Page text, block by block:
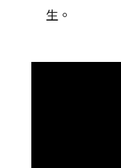
生。